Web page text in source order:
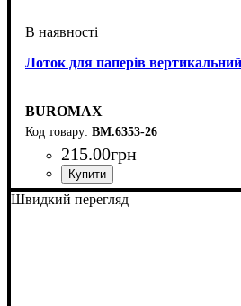
Лоток для паперів
BUROMAX
BM.6353-26
215.00грн
Швидкий перегляд